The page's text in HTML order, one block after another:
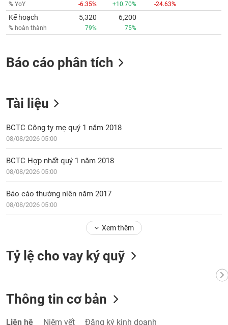
% YoY -6.35% +10.70% -24.63%
Kế hoạch
% hoàn thành
5,320
79%
6,200
75%
Báo cáo phân tích
Tài liệu
BCTC Công ty mẹ quý 1 năm 2018
08/08/2026 05:00
BCTC Hợp nhất quý 1 năm 2018
08/08/2026 05:00
Báo cáo thường niên năm 2017
08/08/2026 05:00
Xem thêm
Tỷ lệ cho vay ký quỹ
Thông tin cơ bản
Liên hệ Niêm yết Đăng ký kinh doanh